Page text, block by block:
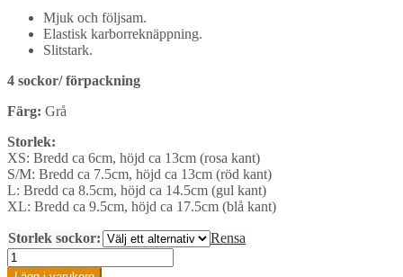
Mjuk och följsam.
Elastisk karborreknäppning.
Slitstark.
4 sockor/ förpackning
Färg: Grå
Storlek:
XS: Bredd ca 6cm, höjd ca 13cm (rosa kant)
S/M: Bredd ca 7.5cm, höjd ca 13cm (röd kant)
L: Bredd ca 8.5cm, höjd ca 14.5cm (gul kant)
XL: Bredd ca 9.5cm, höjd ca 17.5cm (blå kant)
Storlek sockor:
Rensa
Dragråttan
Universal